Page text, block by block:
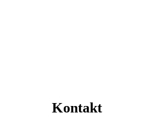
Kontakt